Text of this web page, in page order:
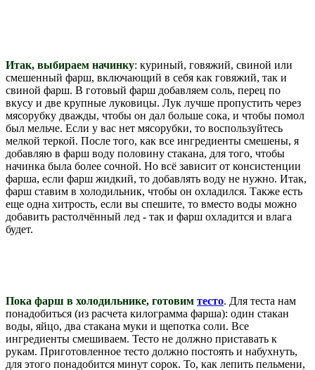
Итак, выбираем начинку: куриный, говяжий, свиной или
смешенный фарш, включающий в себя как говяжий, так и
свиной фарш. В готовый фарш добавляем соль, перец по
вкусу и две крупные луковицы. Лук лучше пропустить через
мясорубку дважды, чтобы он дал больше сока, и чтобы помол
был мельче. Если у вас нет мясорубки, то воспользуйтесь
мелкой теркой. После того, как все ингредиенты смешены, я
добавляю в фарш воду половину стакана, для того, чтобы
начинка была более сочной. Но всё зависит от консистенции
фарша, если фарш жидкий, то добавлять воду не нужно. Итак,
фарш ставим в холодильник, чтобы он охладился. Также есть
еще одна хитрость, если вы спешите, то вместо воды можно
добавить растолчённый лед - так и фарш охладится и влага
будет.
Пока фарш в холодильнике, готовим тесто. Для теста нам
понадобиться (из расчета килограмма фарша): один стакан
воды, яйцо, два стакана муки и щепотка соли. Все
ингредиенты смешиваем. Тесто не должно приставать к
рукам. Приготовленное тесто должно постоять и набухнуть,
для этого понадобится минут сорок. То, как лепить пельмени,